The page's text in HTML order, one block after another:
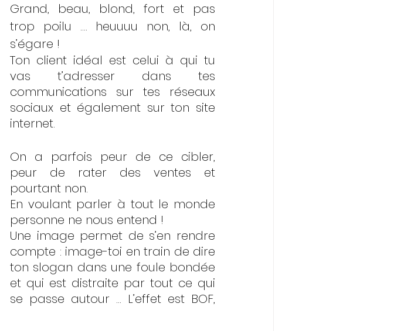
Grand, beau, blond, fort et pas
trop poilu …. heuuuu non, là, on
s’égare !
Ton client idéal est celui à qui tu
vas t’adresser dans tes
communications sur tes réseaux
sociaux et également sur ton site
internet.
On a parfois peur de ce cibler,
peur de rater des ventes et
pourtant non.
En voulant parler à tout le monde
personne ne nous entend !
Une image permet de s’en rendre
compte : image-toi en train de dire
ton slogan dans une foule bondée
et qui est distraite par tout ce qui
se passe autour … L’effet est BOF,